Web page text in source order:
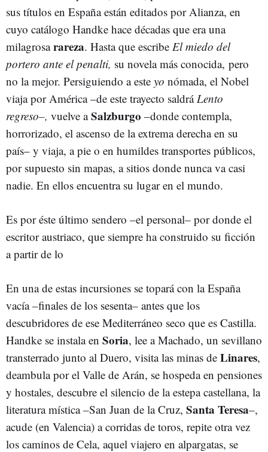
sus títulos en España están editados por Alianza, en
cuyo catálogo Handke hace décadas que era una
milagrosarareza. Hasta que escribe El miedo del
portero ante el penalti, su novela más conocida, pero
no la mejor. Persiguiendo a este yo nómada, el Nobel
viaja por América –de este trayecto saldráLento
regreso–, vuelve aSalzburgo –donde contempla,
horrorizado, el ascenso de la extrema derecha en su
país– y viaja, a pie o en humildes transportes públicos,
por supuesto sin mapas, a sitios donde nunca va casi
nadie. En ellos encuentra su lugar en el mundo.
Es por éste último sendero –el personal– por donde el
escritor austriaco, que siempre ha construido su ficción
a partir de lo
En una de estas incursiones se topará con la España
vacía –finales de los sesenta– antes que los
descubridores de ese Mediterráneo seco que es Castilla.
Handke se instala en Soria, lee a Machado, un sevillano
transterrado junto al Duero, visita las minas de Linares,
deambula por el Valle de Arán, se hospeda en pensiones
y hostales, descubre el silencio de la estepa castellana, la
literatura mística –San Juan de la Cruz, Santa Teresa–,
acude (en Valencia) a corridas de toros, repite otra vez
los caminos de Cela, aquel viajero en alpargatas, se